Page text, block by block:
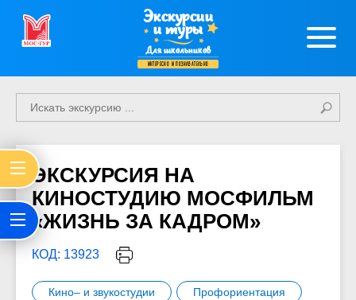
Экскурсии
и туры
Для школьников
интересно и познавательно
ЭКСКУРСИЯ НА
КИНОСТУДИЮ МОСФИЛЬМ
«ЖИЗНЬ ЗА КАДРОМ»
КОД: 13923
Кино– и звукостудии Профориентация